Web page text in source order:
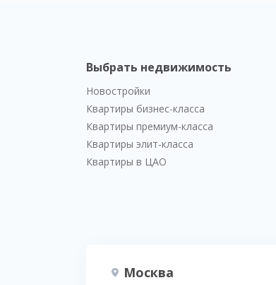
Выбрать недвижимость
Новостройки
Квартиры бизнес-класса
Квартиры премиум-класса
Квартиры элит-класса
Квартиры в ЦАО
Москва